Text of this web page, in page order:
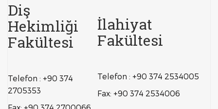
Diş
Hekimliği
Fakültesi
Telefon : +90 374
2705353
İlahiyat
Fakültesi
Telefon : +90 374 2534005
Fax: +90 374 2534006